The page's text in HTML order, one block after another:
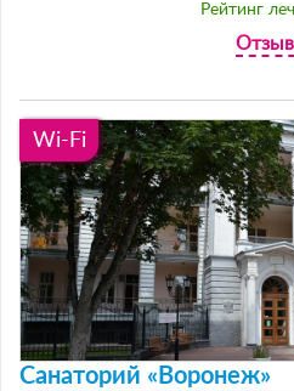
Рейтинг
Wi-Fi
Санаторий «Воронеж»